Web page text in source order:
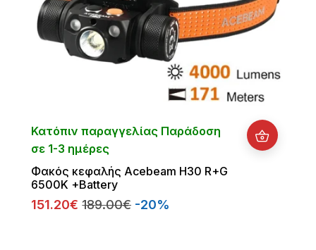
Κατόπιν παραγγελίας Παράδοση
σε 1-3 ημέρες
Φακός κεφαλής Acebeam H30 R+G
6500K +Battery
151.20€ 189.00€ -20%